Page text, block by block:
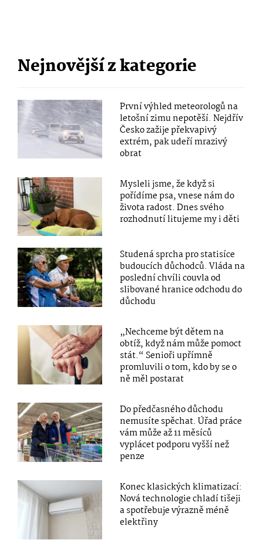
Nejnovější z kategorie
První výhled meteorologů na
letošní zimu nepotěší. Nejdřív
Česko zažije překvapivý
extrém, pak udeří mrazivý
obrat
Mysleli jsme, že když si
pořídíme psa, vnese nám do
života radost. Dnes svého
rozhodnutí litujeme my i děti
Studená sprcha pro statisíce
budoucích důchodců. Vláda na
poslední chvíli couvla od
slibované hranice odchodu do
důchodu
„Nechceme být dětem na
obtíž, když nám může pomoct
stát.“ Senioři upřímně
promluvili o tom, kdo by se o
ně měl postarat
Do předčasného důchodu
nemusíte spěchat. Úřad práce
vám může až 11 měsíců
vyplácet podporu vyšší než
penze
Konec klasických klimatizací:
Nová technologie chladí tišeji
a spotřebuje výrazně méně
elektřiny